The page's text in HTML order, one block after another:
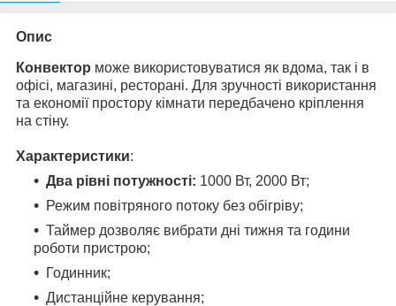
Опис
Конвектор може використовуватися як вдома, так і в
офісі, магазині, ресторані. Для зручності використання
та економії простору кімнати передбачено кріплення
на стіну.
Характеристики:
Два рівні потужності: 1000 Вт, 2000 Вт;
Режим повітряного потоку без обігріву;
Таймер дозволяє вибрати дні тижня та години
роботи пристрою;
Годинник;
Дистанційне керування;